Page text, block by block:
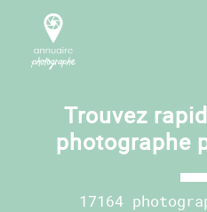
Trouvez
photographe
17164